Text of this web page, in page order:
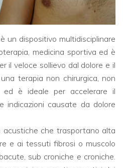
un dispositivo multidisciplinare
medicina sportiva ed è
il veloce sollievo dal dolore e il
terapia non chirurgica, non
ed è ideale per accelerare il
indicazioni causate da dolore
acustiche che trasportano alta
e ai tessuti fibrosi o muscolo
sub croniche e croniche.